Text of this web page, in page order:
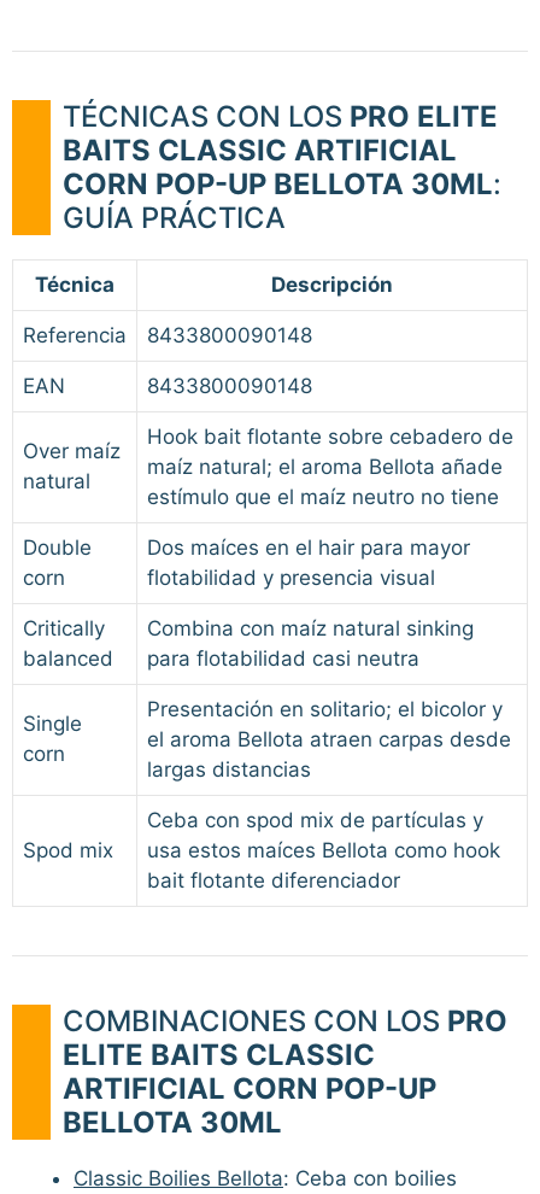
TÉCNICAS CON LOS PRO ELITE
BAITS CLASSIC ARTIFICIAL
CORN POP-UP BELLOTA 30ML:
GUÍA PRÁCTICA
Referencia 8433800090148
EAN 8433800090148
Técnica Descripción
Over maíz
natural
Hook bait flotante sobre cebadero de
maíz natural; el aroma Bellota añade
estímulo que el maíz neutro no tiene
Double
corn
Dos maíces en el hair para mayor
flotabilidad y presencia visual
Critically
balanced
Combina con maíz natural sinking
para flotabilidad casi neutra
Single
corn
Presentación en solitario; el bicolor y
el aroma Bellota atraen carpas desde
largas distancias
Spod mix
Ceba con spod mix de partículas y
usa estos maíces Bellota como hook
bait flotante diferenciador
COMBINACIONES CON LOS PRO
ELITE BAITS CLASSIC
ARTIFICIAL CORN POP-UP
BELLOTA 30ML
Classic Boilies Bellota: Ceba con boilies